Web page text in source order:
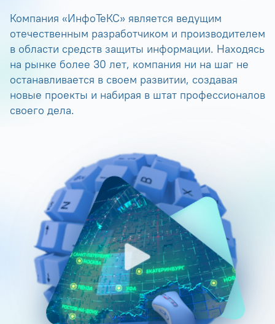
Компания «ИнфоТеКС» является ведущим
отечественным разработчиком и производителем
в области средств защиты информации. Находясь
на рынке более 30 лет, компания ни на шаг не
останавливается в своем развитии, создавая
новые проекты и набирая в штат профессионалов
своего дела.